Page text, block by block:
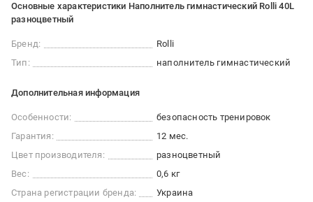
Основные характеристики Наполнитель гимнастический Rolli 40L
разноцветный
Бренд:
Rolli
Тип:
наполнитель гимнастический
Дополнительная информация
Особенности:
безопасность тренировок
Гарантия:
12 мес.
Цвет производителя:
разноцветный
Вес:
0,6 кг
Страна регистрации бренда:
Украина